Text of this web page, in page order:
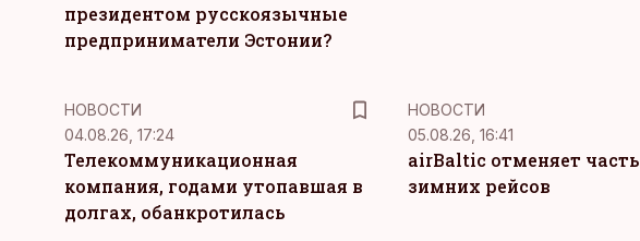
президентом русскоязычные
предприниматели Эстонии?
НОВОСТИ
04.08.26, 17:24
Телекоммуникационная
компания, годами утопавшая в
долгах, обанкротилась
НОВОСТИ
05.08.26, 16:41
airBaltic отменяет часть
зимних рейсов